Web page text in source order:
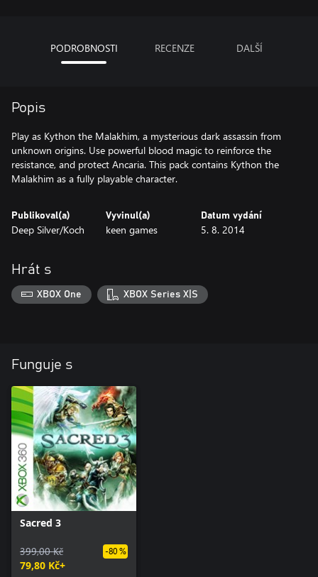
PODROBNOSTI RECENZE DALŠÍ
Popis
Play as Kython the Malakhim, a mysterious dark assassin from
unknown origins. Use powerful blood magic to reinforce the
resistance, and protect Ancaria. This pack contains Kython the
Malakhim as a fully playable character.
Publikoval(a)
Deep Silver/Koch
Vyvinul(a)
keen games
Datum vydání
5. 8. 2014
Hrát s
XBOX One XBOX Series X|S
Funguje s
Sacred 3
399,00 Kč
79,80 Kč+
-80 %